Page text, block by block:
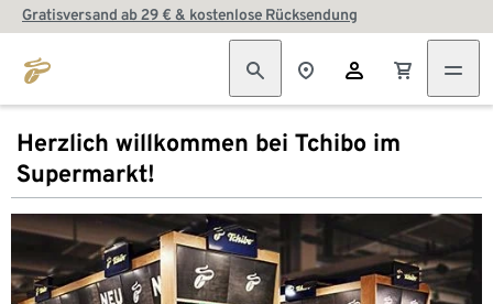
Gratisversand ab 29 € & kostenlose Rücksendung
Herzlich willkommen bei Tchibo im
Supermarkt!